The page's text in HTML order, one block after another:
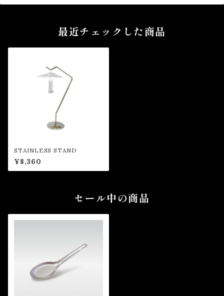
最近チェックした商品
STAINLESS STAND
¥8,360
セール中の商品